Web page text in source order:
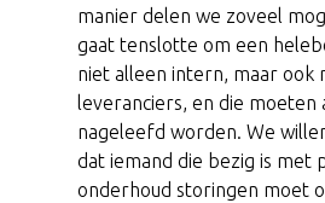
manier delen we zoveel
gaat tenslotte om een
niet alleen intern, maar ook
leveranciers, en die moeten
nageleefd worden. We
dat iemand die bezig is met
onderhoud storingen moet